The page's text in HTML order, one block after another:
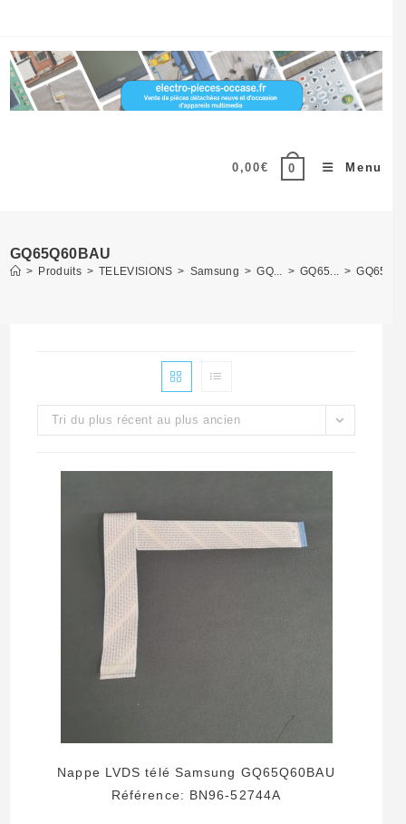
content
0,00€ 0 Menu
GQ65Q60BAU
> Produits > TELEVISIONS > Samsung > GQ... > GQ65... >
Tri du plus récent au plus ancien
Nappe LVDS télé Samsung GQ65Q60BAU
Référence: BN96-52744A